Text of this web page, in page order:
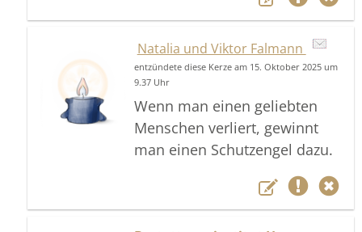
Natalia und Viktor Falmann
entzündete diese Kerze am 15. Oktober 2025 um
9.37 Uhr
Wenn man einen geliebten
Menschen verliert, gewinnt
man einen Schutzengel dazu.